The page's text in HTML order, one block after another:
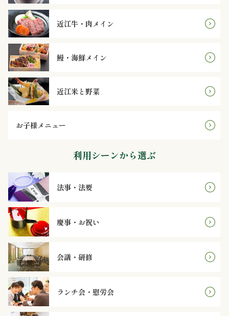
オ
ー
ド
ブ
ル
寿
一
品・
オ
プ
シ
ョ
ン
近江牛・肉メイン
鰻・海鮮メイン
近江米と野菜
お子様メニュー
利用シーンから選ぶ
法事・法要
慶事・お祝い
会議・研修
ランチ会・慰労会